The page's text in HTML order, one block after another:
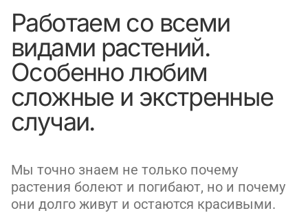
Работаем со всеми
видами растений.
Особенно любим
сложные и экстренные
случаи.
Мы точно знаем не только почему
растения болеют и погибают, но и почему
они долго живут и остаются красивыми.